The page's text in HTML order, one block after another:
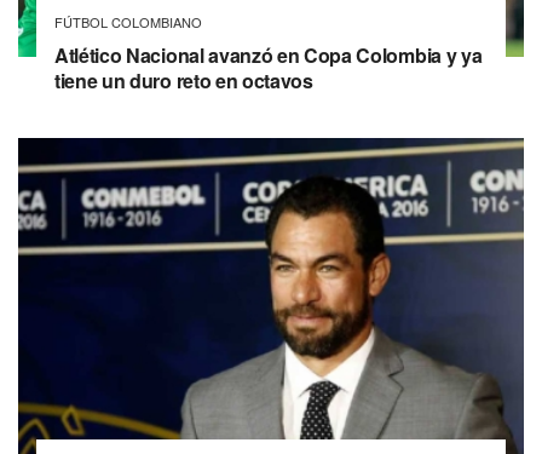
FÚTBOL COLOMBIANO
Atlético Nacional avanzó en Copa Colombia y ya
tiene un duro reto en octavos